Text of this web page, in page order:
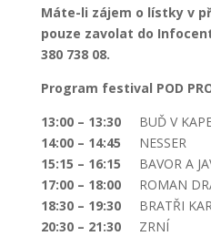
Máte-li zájem o lístky v
pouze zavolat do
380 738 08.
Program festival POD
13:00 – 13:30 BUĎ V
14:00 – 14:45 NESSER
15:15 – 16:15 BAVOR A
17:00 – 18:00 ROMAN
18:30 – 19:30 BRATŘI
20:30 – 21:30 ZRNÍ